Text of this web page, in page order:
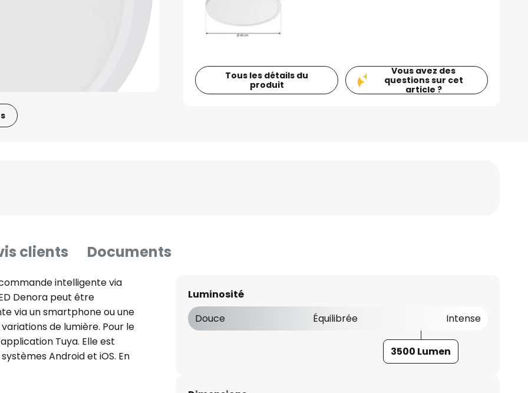
Tous les détails du
produit
Vous avez des
questions sur cet
article ?
clients Documents
commande intelligente via
Denora peut être
via un smartphone ou une
de lumière. Pour le
Tuya. Elle est
Android et iOS. En
la lumière diffusée
Luminosité
Douce
Équilibrée Intense
3500 Lumen